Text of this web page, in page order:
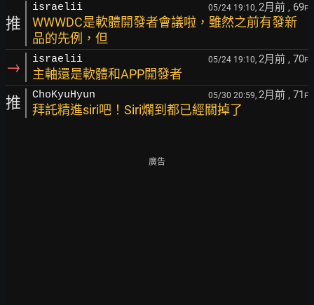
推
israelii 05/24 19:10, 2月前 , 69F
WWWDC是軟體開發者會議啦，雖然之前有發新
品的先例，但
→ israelii 05/24 19:10, 2月前 , 70F
主軸還是軟體和APP開發者
推 ChoKyuHyun 05/30 20:59, 2月前 , 71 F
拜託精進siri吧！Siri爛到都已經關掉了
廣告